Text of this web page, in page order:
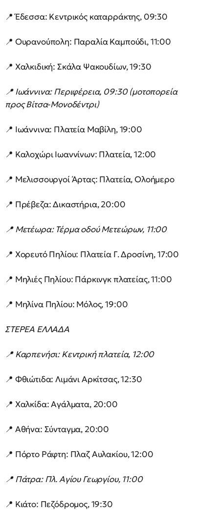
📍 Έδεσσα: Κεντρικός καταρράκτης, 09:30
📍 Ουρανούπολη: Παραλία Καμπούδι, 11:00
📍 Χαλκιδική: Σκάλα Ψακουδίων, 19:30
📍 Ιωάννινα: Περιφέρεια, 09:30 (μοτοπορεία
προς Βίτσα-Μονοδέντρι)
📍 Ιωάννινα: Πλατεία Μαβίλη, 19:00
📍 Καλοχώρι Ιωαννίνων: Πλατεία, 12:00
📍 Μελισσουργοί Άρτας: Πλατεία, Ολοήμερο
📍 Πρέβεζα: Δικαστήρια, 20:00
📍 Μετέωρα: Τέρμα οδού Μετεώρων, 11:00
📍 Χορευτό Πηλίου: Πλατεία Γ. Δροσίνη, 17:00
📍 Μηλιές Πηλίου: Πάρκινγκ πλατείας, 11:00
📍 Μηλίνα Πηλίου: Μόλος, 19:00
ΣΤΕΡΕΑ ΕΛΛΑΔΑ
📍 Καρπενήσι: Κεντρική πλατεία, 12:00
📍 Φθιώτιδα: Λιμάνι Αρκίτσας, 12:30
📍 Χαλκίδα: Αγάλματα, 20:00
📍 Αθήνα: Σύνταγμα, 20:00
📍 Πόρτο Ράφτη: Πλαζ Αυλακίου, 12:00
📍 Πάτρα: Πλ. Αγίου Γεωργίου, 11:00
📍 Κιάτο: Πεζόδρομος, 19:30